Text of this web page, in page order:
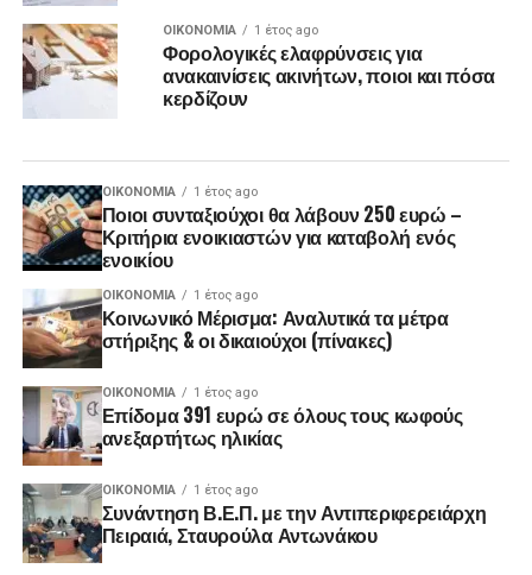
ΟΙΚΟΝΟΜΊΑ 1 έτος ago
Φορολογικές ελαφρύνσεις για
ανακαινίσεις ακινήτων, ποιοι και πόσα
κερδίζουν
ΟΙΚΟΝΟΜΊΑ 1 έτος ago
Ποιοι συνταξιούχοι θα λάβουν 250 ευρώ –
Κριτήρια ενοικιαστών για καταβολή ενός
ενοικίου
ΟΙΚΟΝΟΜΊΑ 1 έτος ago
Κοινωνικό Μέρισμα: Αναλυτικά τα μέτρα
στήριξης & οι δικαιούχοι (πίνακες)
ΟΙΚΟΝΟΜΊΑ 1 έτος ago
Επίδομα 391 ευρώ σε όλους τους κωφούς
ανεξαρτήτως ηλικίας
ΟΙΚΟΝΟΜΊΑ 1 έτος ago
Συνάντηση Β.Ε.Π. με την Αντιπεριφερειάρχη
Πειραιά, Σταυρούλα Αντωνάκου